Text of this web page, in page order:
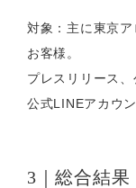
対象：主に東京
お客様。
プレスリリース、
公式LINEアカウン
3｜総合結果